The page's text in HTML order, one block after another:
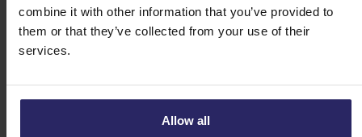
combine it with other information that you’ve provided to
them or that they’ve collected from your use of their
services.
Allow all